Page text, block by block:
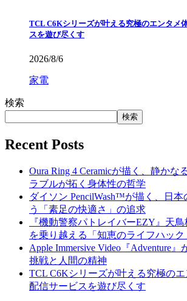
TCL C6Kシリーズが叶える究極のエンタメ
スを遊び尽くす
2026/8/6
家電
検索
検索
Recent Posts
Oura Ring 4 Ceramicが描く、静かな
ラブルが拓く身体性の哲学
ダイソン PencilWash™が描く、日
う「素足の快適さ」の追求
『機動警察パトレイバーEZY』天
を乗り越える「知恵のライフハック
Apple Immersive Video『Adventure
挑戦と人間の精神
TCL C6Kシリーズが叶える究極の
配信サービスを遊び尽くす